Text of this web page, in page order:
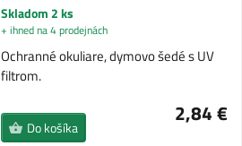
Skladom 2 ks
+ ihned na 4 prodejnách
Ochranné okuliare, dymovo šedé s UV
filtrom.
2,84 €
Do košíka